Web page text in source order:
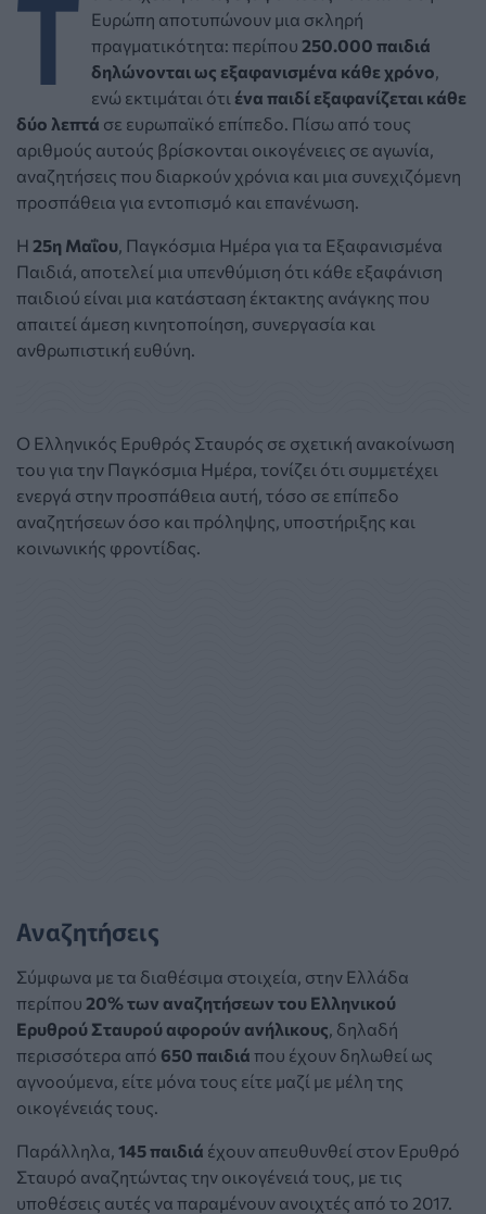
Ευρώπη αποτυπώνουν μια σκληρή
πραγματικότητα: περίπου 250.000 παιδιά
δηλώνονται ως εξαφανισμένα κάθε χρόνο,
ενώ εκτιμάται ότι ένα παιδί εξαφανίζεται κάθε
δύο λεπτά σε ευρωπαϊκό επίπεδο. Πίσω από τους
αριθμούς αυτούς βρίσκονται οικογένειες σε αγωνία,
αναζητήσεις που διαρκούν χρόνια και μια συνεχιζόμενη
προσπάθεια για εντοπισμό και επανένωση.
Η 25η Μαΐου, Παγκόσμια Ημέρα για τα Εξαφανισμένα
Παιδιά, αποτελεί μια υπενθύμιση ότι κάθε εξαφάνιση
παιδιού είναι μια κατάσταση έκτακτης ανάγκης που
απαιτεί άμεση κινητοποίηση, συνεργασία και
ανθρωπιστική ευθύνη.
Ο Ελληνικός Ερυθρός Σταυρός σε σχετική ανακοίνωση
του για την Παγκόσμια Ημέρα, τονίζει ότι συμμετέχει
ενεργά στην προσπάθεια αυτή, τόσο σε επίπεδο
αναζητήσεων όσο και πρόληψης, υποστήριξης και
κοινωνικής φροντίδας.
Αναζητήσεις
Σύμφωνα με τα διαθέσιμα στοιχεία, στην Ελλάδα
περίπου 20% των αναζητήσεων του Ελληνικού
Ερυθρού Σταυρού αφορούν ανήλικους, δηλαδή
περισσότερα από 650 παιδιά που έχουν δηλωθεί ως
αγνοούμενα, είτε μόνα τους είτε μαζί με μέλη της
οικογένειάς τους.
Παράλληλα, 145 παιδιά έχουν απευθυνθεί στον Ερυθρό
Σταυρό αναζητώντας την οικογένειά τους, με τις
υποθέσεις αυτές να παραμένουν ανοιχτές από το 2017.